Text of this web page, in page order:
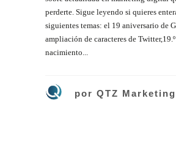
perderte. Sigue leyendo si quieres
siguientes temas: el 19 aniversario de
ampliación de caracteres de
nacimiento...
por QTZ Marketing